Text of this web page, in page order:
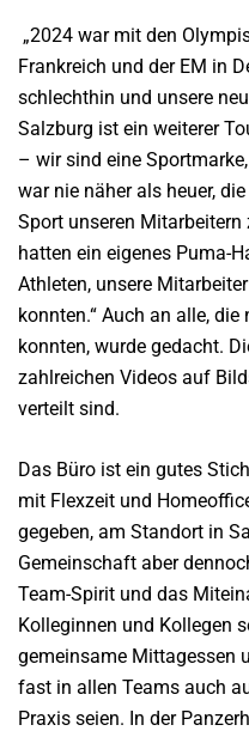
„2024 war mit den
Frankreich und der EM in
schlechthin und unsere
Salzburg ist ein weiterer
– wir sind eine
war nie näher als heuer,
Sport unseren
hatten ein eigenes Puma-
Athleten, unsere
konnten.“ Auch an alle,
konnten, wurde gedacht.
zahlreichen Videos auf
verteilt sind.
Das Büro ist ein gutes
mit Flexzeit und
gegeben, am Standort in
Gemeinschaft aber
Team-Spirit und das
Kolleginnen und Kollegen
gemeinsame Mittagessen
fast in allen Teams auch
Praxis seien. In der